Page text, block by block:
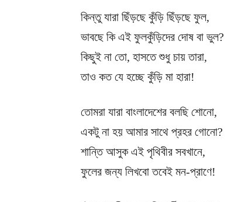
কিন্তু যারা ছিঁড়ছে কুঁড়ি ছিঁড়ছে ফুল,
ভাবছে কি এই ফুলকুঁড়িদের দোষ বা ভুল?
কিছুই না তো, হাসতে শুধু চায় তারা,
তাও কত যে হচ্ছে কুঁড়ি মা হারা!
তোমরা যারা বাংলাদেশের বলছি শোনো,
একটু না হয় আমার সাথে প্রহর গোনো?
শান্তি আসুক এই পৃথিবীর সবখানে,
ফুলের জন্য লিখবো তবেই মন-প্রাণে!